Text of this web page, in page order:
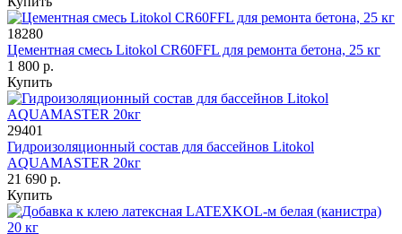
18280
Цементная смесь Litokol CR60FFL для ремонта бетона, 25 кг
1 800 р.
Купить
29401
Гидроизоляционный состав для бассейнов Litokol
AQUAMASTER 20кг
21 690 р.
Купить